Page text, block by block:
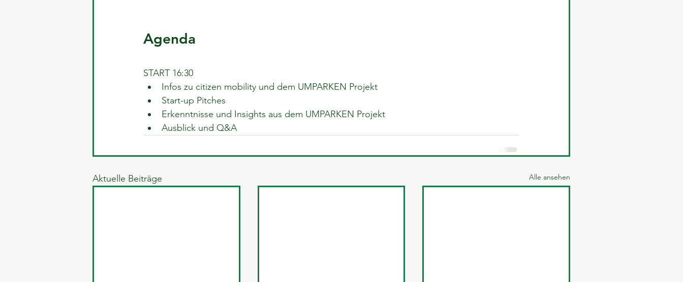
Agenda
START 16:30
Infos zu citizen mobility und dem UMPARKEN Projekt
Start-up Pitches
Erkenntnisse und Insights aus dem UMPARKEN Projekt
Ausblick und Q&A
Aktuelle Beiträge Alle ansehen